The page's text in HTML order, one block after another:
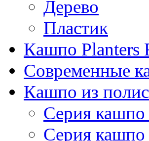
Дерево
Пластик
Кашпо Planters
Современные
Кашпо из
Серия кашпо
Серия